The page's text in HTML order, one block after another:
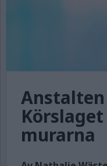
murarna